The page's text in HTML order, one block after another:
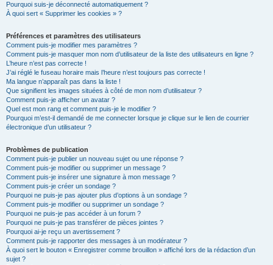
Pourquoi suis-je déconnecté automatiquement ?
À quoi sert « Supprimer les cookies » ?
Préférences et paramètres des utilisateurs
Comment puis-je modifier mes paramètres ?
Comment puis-je masquer mon nom d’utilisateur de la liste des utilisateurs en ligne ?
L’heure n’est pas correcte !
J’ai réglé le fuseau horaire mais l’heure n’est toujours pas correcte !
Ma langue n’apparaît pas dans la liste !
Que signifient les images situées à côté de mon nom d’utilisateur ?
Comment puis-je afficher un avatar ?
Quel est mon rang et comment puis-je le modifier ?
Pourquoi m’est-il demandé de me connecter lorsque je clique sur le lien de courrier
électronique d’un utilisateur ?
Problèmes de publication
Comment puis-je publier un nouveau sujet ou une réponse ?
Comment puis-je modifier ou supprimer un message ?
Comment puis-je insérer une signature à mon message ?
Comment puis-je créer un sondage ?
Pourquoi ne puis-je pas ajouter plus d’options à un sondage ?
Comment puis-je modifier ou supprimer un sondage ?
Pourquoi ne puis-je pas accéder à un forum ?
Pourquoi ne puis-je pas transférer de pièces jointes ?
Pourquoi ai-je reçu un avertissement ?
Comment puis-je rapporter des messages à un modérateur ?
À quoi sert le bouton « Enregistrer comme brouillon » affiché lors de la rédaction d’un
sujet ?